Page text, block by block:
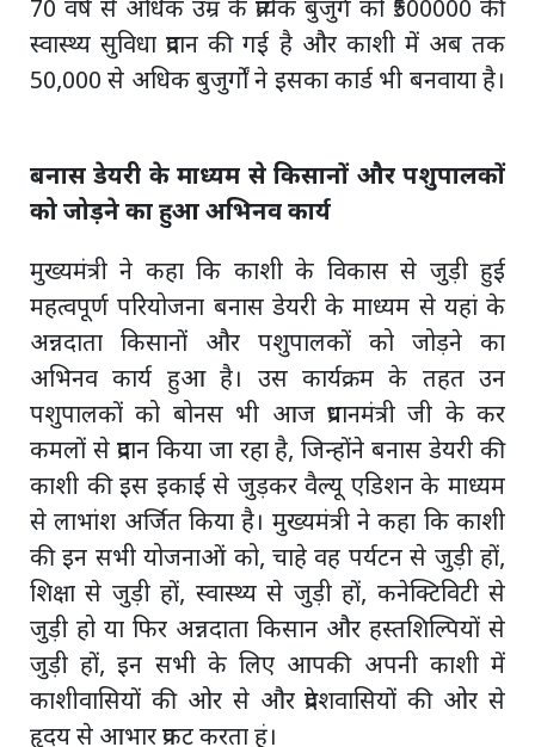
70 वर्ष से अधिक उम्र के प्रत्येक बुजुर्ग को ₹500000 की
स्वास्थ्य सुविधा प्रदान की गई है और काशी में अब तक
50,000 से अधिक बुजुर्गों ने इसका कार्ड भी बनवाया है।
बनास डेयरी के माध्यम से किसानों और पशुपालकों
को जोड़ने का हुआ अभिनव कार्य
मुख्यमंत्री ने कहा कि काशी के विकास से जुड़ी हुई
महत्वपूर्ण परियोजना बनास डेयरी के माध्यम से यहां के
अन्नदाता किसानों और पशुपालकों को जोड़ने का
अभिनव कार्य हुआ है। उस कार्यक्रम के तहत उन
पशुपालकों को बोनस भी आज प्रधानमंत्री जी के कर
कमलों से प्रदान किया जा रहा है, जिन्होंने बनास डेयरी की
काशी की इस इकाई से जुड़कर वैल्यू एडिशन के माध्यम
से लाभांश अर्जित किया है। मुख्यमंत्री ने कहा कि काशी
की इन सभी योजनाओं को, चाहे वह पर्यटन से जुड़ी हों,
शिक्षा से जुड़ी हों, स्वास्थ्य से जुड़ी हों, कनेक्टिविटी से
जुड़ी हो या फिर अन्नदाता किसान और हस्तशिल्पियों से
जुड़ी हों, इन सभी के लिए आपकी अपनी काशी में
काशीवासियों की ओर से और प्रदेशवासियों की ओर से
हृदय से आभार प्रकट करता हूं।